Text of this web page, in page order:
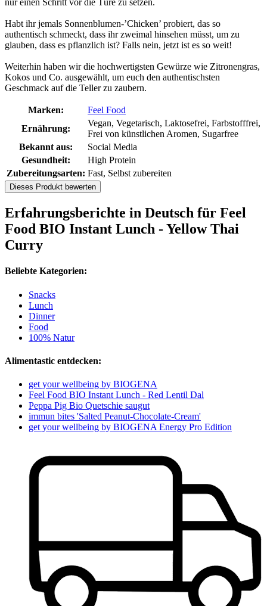
nur einen Schritt vor die Türe zu setzen.
Habt ihr jemals Sonnenblumen-’Chicken’ probiert, das so
authentisch schmeckt, dass ihr zweimal hinsehen müsst, um zu
glauben, dass es pflanzlich ist? Falls nein, jetzt ist es so weit!
Weiterhin haben wir die hochwertigsten Gewürze wie Zitronengras,
Kokos und Co. ausgewählt, um euch den authentischsten
Geschmack auf die Teller zu zaubern.
Marken:
Feel Food
Ernährung:
Vegan, Vegetarisch, Laktosefrei, Farbstofffrei,
Frei von künstlichen Aromen, Sugarfree
Bekannt aus:
Social Media
Gesundheit:
High Protein
Zubereitungsarten: Fast, Selbst zubereiten
Dieses Produkt bewerten
Erfahrungsberichte in Deutsch für Feel
Food BIO Instant Lunch - Yellow Thai
Curry
Beliebte Kategorien:
Snacks
Lunch
Dinner
Food
100% Natur
Alimentastic entdecken:
get your wellbeing by BIOGENA
Feel Food BIO Instant Lunch - Red Lentil Dal
Peppa Pig Bio Quetschie saugut
immun bites 'Salted Peanut-Chocolate-Cream'
get your wellbeing by BIOGENA Energy Pro Edition